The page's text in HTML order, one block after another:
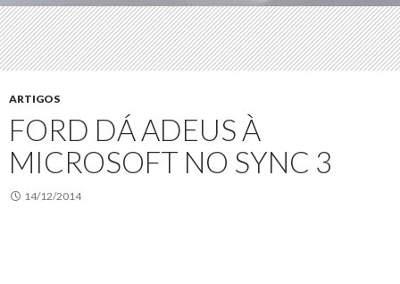
ARTIGOS
FORD DÁ ADEUS À
MICROSOFT NO SYNC 3
14/12/2014